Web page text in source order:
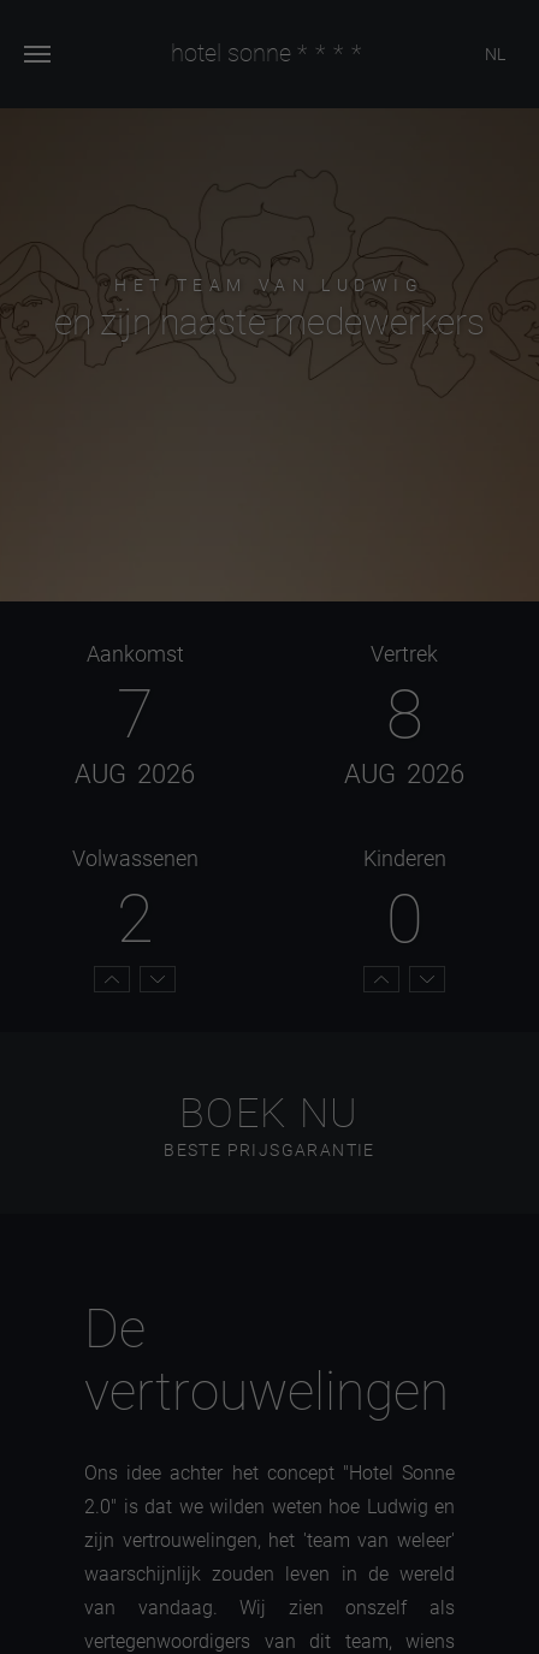
hotel sonne **** NL
HET TEAM VAN LUDWIG
en zijn naaste medewerkers
Aankomst
7
AUG 2026
Vertrek
8
AUG 2026
Volwassenen
2
Kinderen
0
BOEK NU
BESTE PRIJSGARANTIE
De
vertrouwelingen
Ons idee achter het concept "Hotel Sonne
2.0" is dat we wilden weten hoe Ludwig en
zijn vertrouwelingen, het 'team van weleer'
waarschijnlijk zouden leven in de wereld
van vandaag. Wij zien onszelf als
vertegenwoordigers van dit team, wiens